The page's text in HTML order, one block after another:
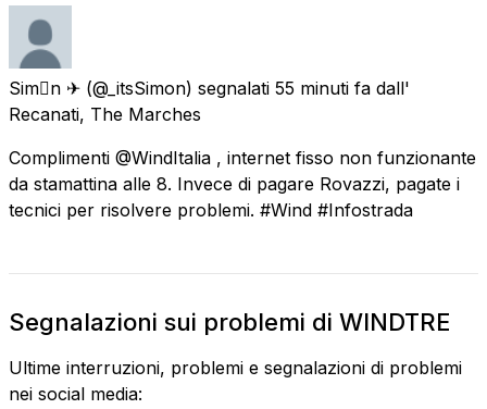
Simn ✈ (@_itsSimon) segnalati 55 minuti fa dall'
Recanati, The Marches
Complimenti @WindItalia , internet fisso non funzionante
da stamattina alle 8. Invece di pagare Rovazzi, pagate i
tecnici per risolvere problemi. #Wind #Infostrada
Segnalazioni sui problemi di WINDTRE
Ultime interruzioni, problemi e segnalazioni di problemi
nei social media: